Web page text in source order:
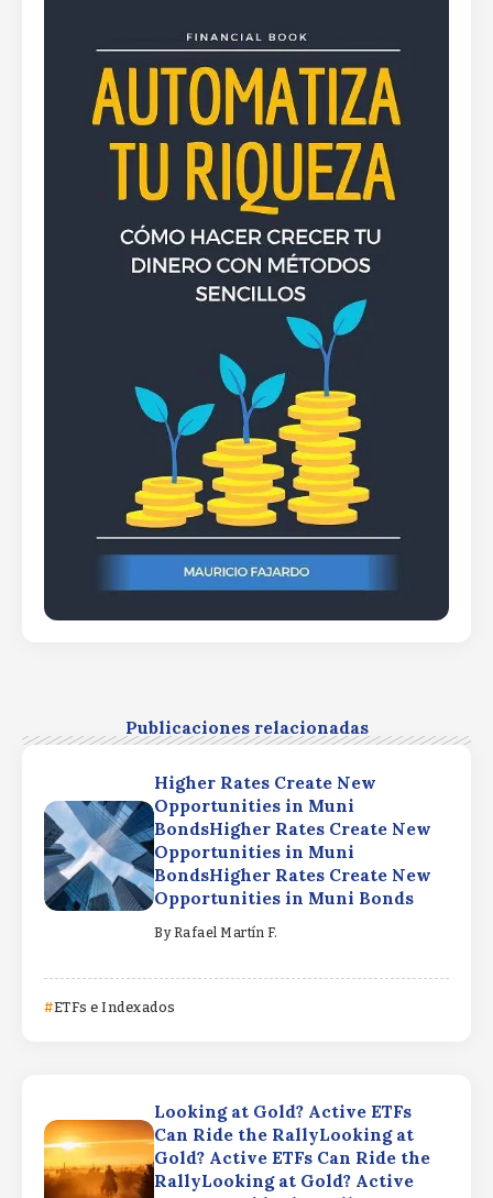
Publicaciones relacionadas
Higher Rates Create New
Opportunities in Muni
BondsHigher Rates Create New
Opportunities in Muni
BondsHigher Rates Create New
Opportunities in Muni Bonds
By Rafael Martín F.
ETFs e Indexados
Looking at Gold? Active ETFs
Can Ride the RallyLooking at
Gold? Active ETFs Can Ride the
RallyLooking at Gold? Active